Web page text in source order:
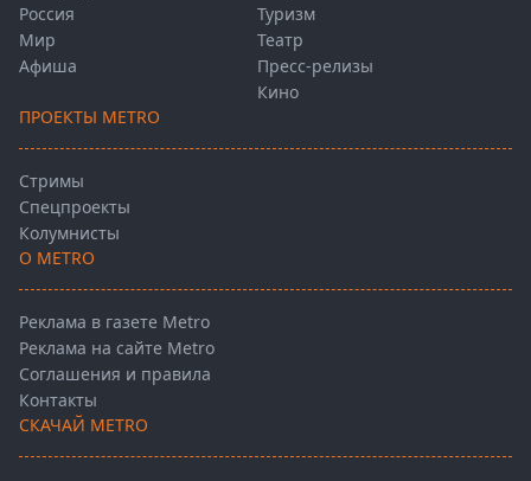
Россия
Мир
Афиша
Туризм
Театр
Пресс-релизы
Кино
ПРОЕКТЫ METRO
Стримы
Спецпроекты
Колумнисты
О METRO
Реклама в газете Metro
Реклама на сайте Metro
Соглашения и правила
Контакты
СКАЧАЙ METRO